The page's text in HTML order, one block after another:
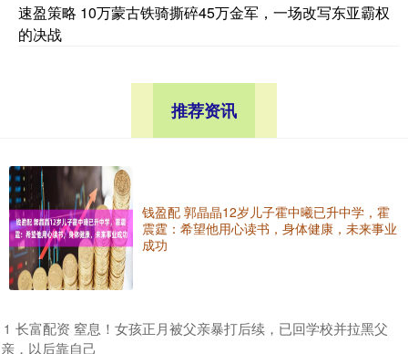
速盈策略 10万蒙古铁骑撕碎45万金军，一场改写东亚霸权
的决战
推荐资讯
钱盈配 郭晶晶12岁儿子霍中曦已升中学，霍
震霆：希望他用心读书，身体健康，未来事业
成功
1 ​长富配资 窒息！女孩正月被父亲暴打后续，已回学校并拉黑父
亲，以后靠自己